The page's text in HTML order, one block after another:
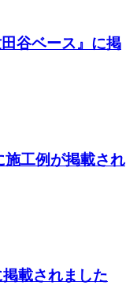
谷ベース』に掲
施工例が掲載され
載されました